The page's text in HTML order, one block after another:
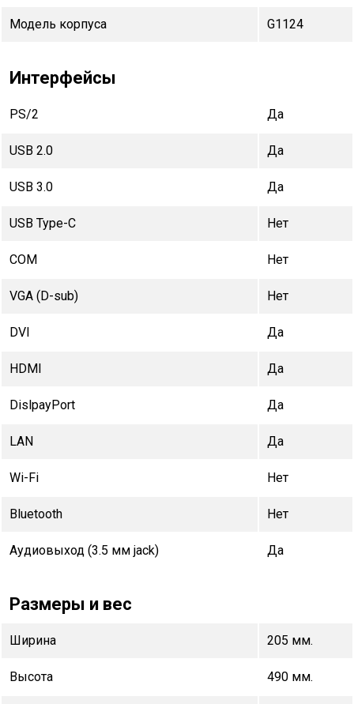
Модель корпуса G1124
Интерфейсы
PS/2 Да
USB 2.0 Да
USB 3.0 Да
USB Type-C Нет
COM Нет
VGA (D-sub) Нет
DVI Да
HDMI Да
DislpayPort Да
LAN Да
Wi-Fi Нет
Bluetooth Нет
Аудиовыход (3.5 мм jack) Да
Размеры и вес
Ширина 205 мм.
Высота 490 мм.